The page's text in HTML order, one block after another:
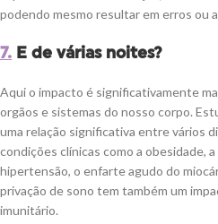
podendo mesmo resultar em erros ou
7. E de várias noites?
Aqui o impacto é significativamente
orgãos e sistemas do nosso corpo.
uma relação significativa entre vários
condições clínicas como a obesidade,
hipertensão, o enfarte agudo do
privação de sono tem também um
imunitário.